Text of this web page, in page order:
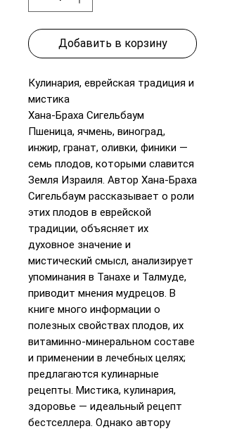
Добавить в корзину
Кулинария, еврейская традиция и
мистика
Хана-Браха Сигельбаум
Пшеница, ячмень, виноград,
инжир, гранат, оливки, финики —
семь плодов, которыми славится
Земля Израиля. Автор Хана-Браха
Сигельбаум рассказывает о роли
этих плодов в еврейской
традиции, объясняет их
духовное значение и
мистический смысл, анализирует
упоминания в Танахе и Талмуде,
приводит мнения мудрецов. В
книге много информации о
полезных свойствах плодов, их
витаминно-минеральном составе
и применении в лечебных целях;
предлагаются кулинарные
рецепты. Мистика, кулинария,
здоровье — идеальный рецепт
бестселлера. Однако автору